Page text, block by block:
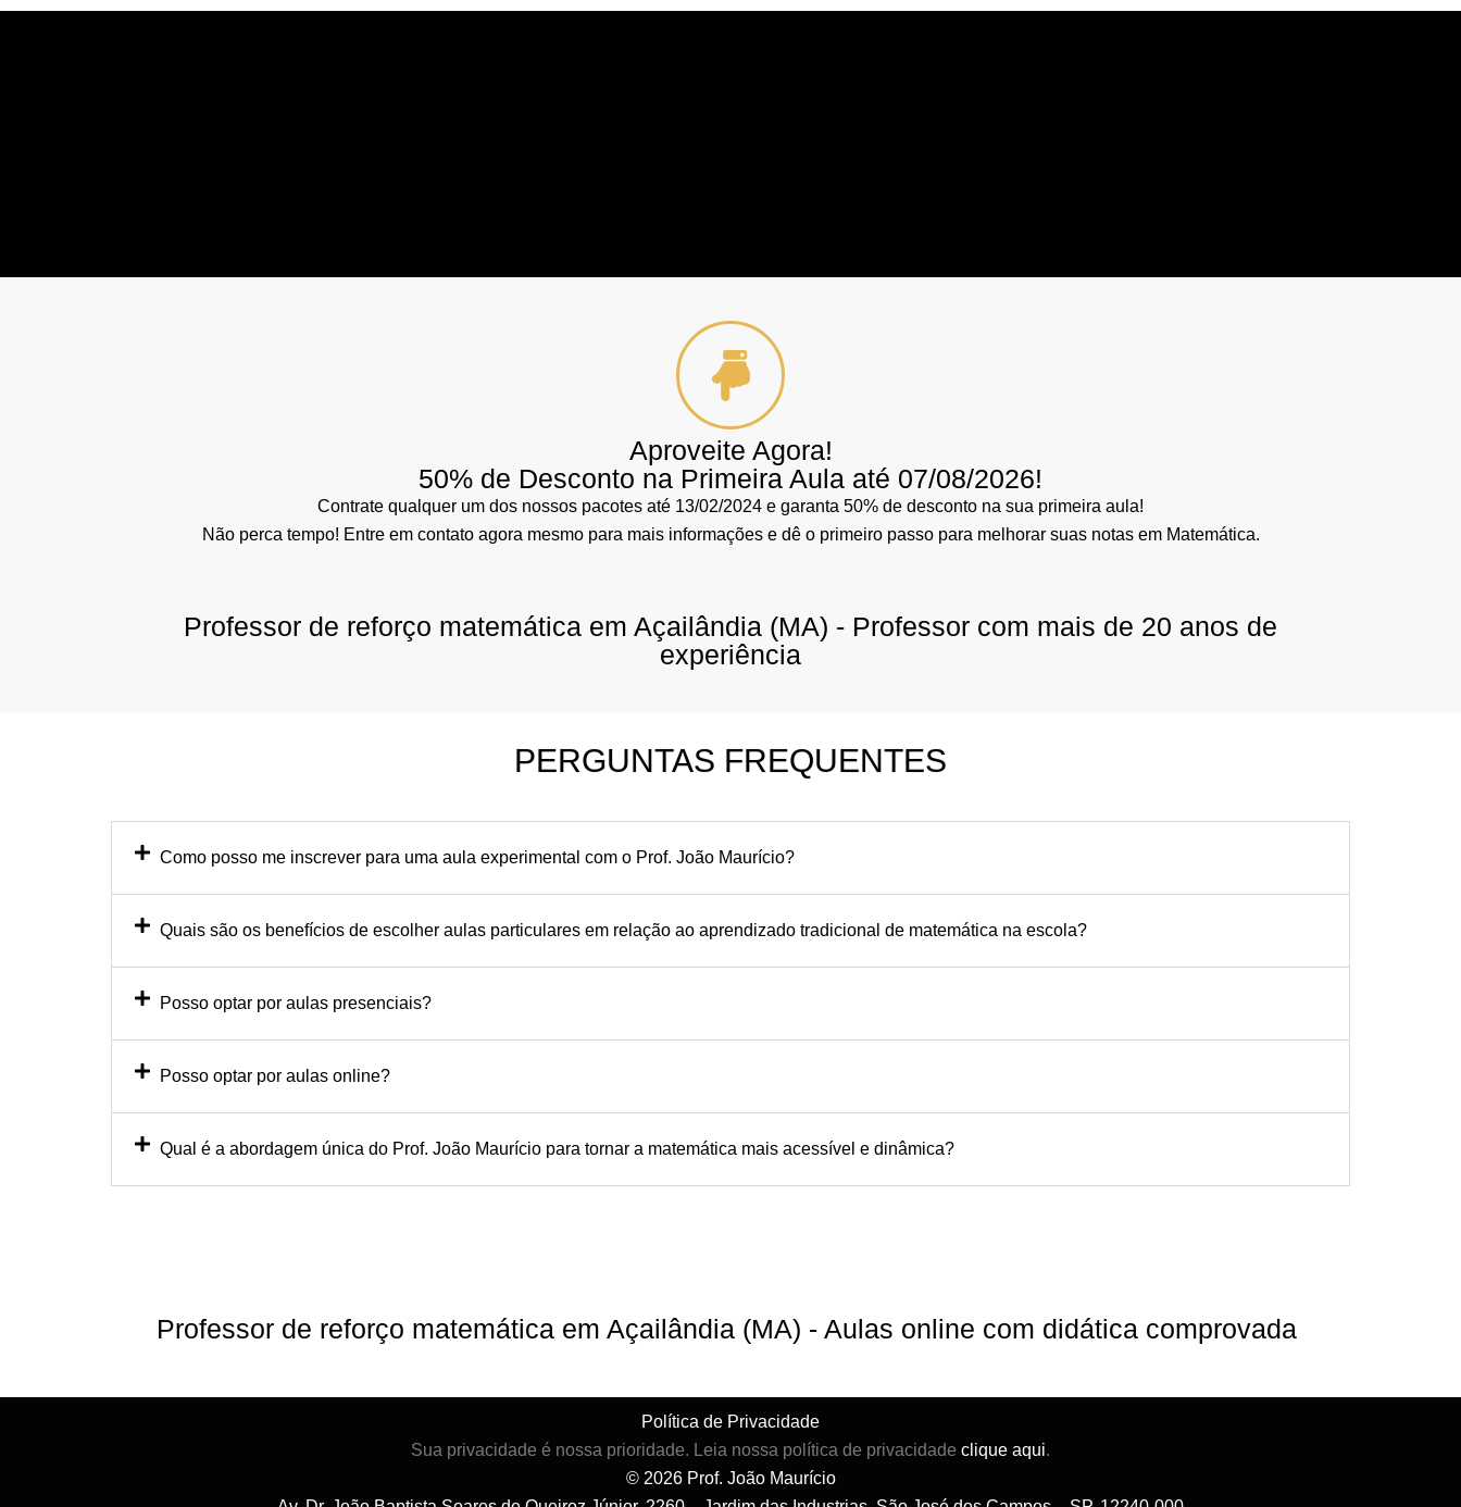
Aproveite Agora!
50% de Desconto na Primeira Aula até 07/08/2026!
Contrate qualquer um dos nossos pacotes até 13/02/2024 e garanta 50% de desconto na sua primeira aula!
Não perca tempo! Entre em contato agora mesmo para mais informações e dê o primeiro passo para melhorar suas notas em Matemática.
Professor de reforço matemática em Açailândia (MA) - Professor com mais de 20 anos de
experiência
PERGUNTAS FREQUENTES
Como posso me inscrever para uma aula experimental com o Prof. João Maurício?
Quais são os benefícios de escolher aulas particulares em relação ao aprendizado tradicional de matemática na escola?
Posso optar por aulas presenciais?
Posso optar por aulas online?
Qual é a abordagem única do Prof. João Maurício para tornar a matemática mais acessível e dinâmica?
Professor de reforço matemática em Açailândia (MA) - Aulas online com didática comprovada
Política de Privacidade
Sua privacidade é nossa prioridade. Leia nossa política de privacidade clique aqui.
© 2026 Prof. João Maurício